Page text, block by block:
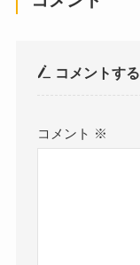
コメントする
コメント ※